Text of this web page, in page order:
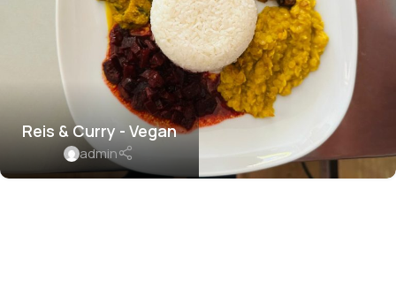
Reis & Curry - Vegan
admin